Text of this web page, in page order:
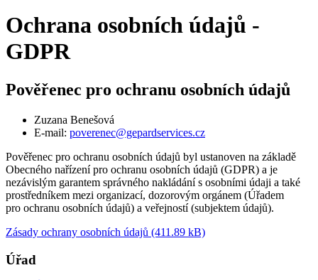
Ochrana osobních údajů -
GDPR
Pověřenec pro ochranu osobních údajů
Zuzana Benešová
E-mail: poverenec@gepardservices.cz
Pověřenec pro ochranu osobních údajů byl ustanoven na základě
Obecného nařízení pro ochranu osobních údajů (GDPR) a je
nezávislým garantem správného nakládání s osobními údaji a také
prostředníkem mezi organizací, dozorovým orgánem (Úřadem
pro ochranu osobních údajů) a veřejností (subjektem údajů).
Zásady ochrany osobních údajů (411.89 kB)
Úřad